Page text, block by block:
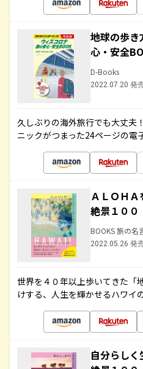
地球の歩き
心・安全
D-Books
2022.07.20 発
久しぶりの海外旅行でも大丈夫
ニックがつまった24ページの電
ＡＬＯＨ
絶景１００
BOOKS 旅の名
2022.05.26 発
世界を４０年以上歩いてきた「
けする、人生を輝かせるハワイ
自分らし